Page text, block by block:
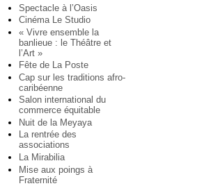
Spectacle à l’Oasis
Cinéma Le Studio
« Vivre ensemble la
banlieue : le Théâtre et
l’Art »
Fête de La Poste
Cap sur les traditions afro-
caribéenne
Salon international du
commerce équitable
Nuit de la Meyaya
La rentrée des
associations
La Mirabilia
Mise aux poings à
Fraternité